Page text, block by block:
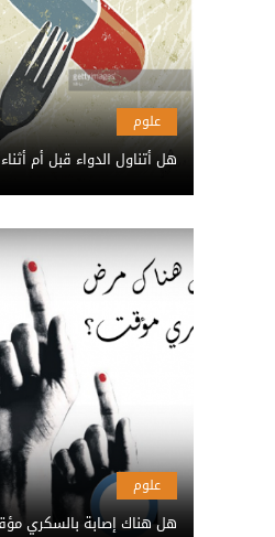
علوم
هل أتناول الدواء قبل أم
علوم
هل هناك إصابة بالسكري